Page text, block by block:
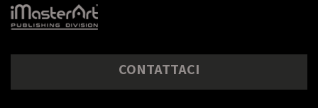
CONTATTACI